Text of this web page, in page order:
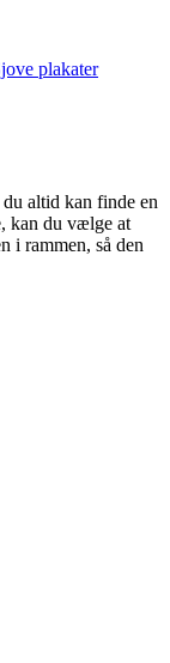
plakater
altid kan finde en
kan du vælge at
i rammen, så den